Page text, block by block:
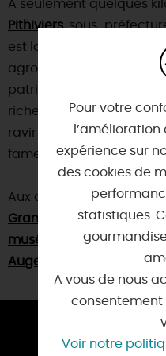
A seulement quelques
Pithiviers, sous-
est largement orientée
agroalimentaire et
patrimoine historique,
riche, qui mérite d’y
ravir vos papilles, ne
fameux Pithiviers,
Aux alentours, nous vous
Grand Jardin du Théâtre
musée du Safran à
Augerville-la-Rivière
Pour votre
expérience sur
des cookies de
statistiques.
A vous de nous
Voir notre